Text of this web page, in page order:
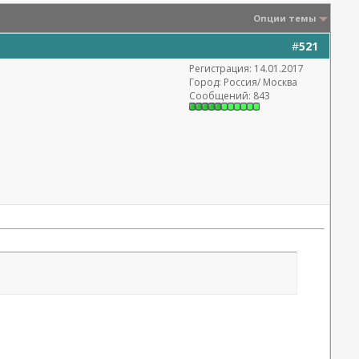
Опции темы
#521
Регистрация: 14.01.2017
Город: Россия/ Москва
Сообщений: 843